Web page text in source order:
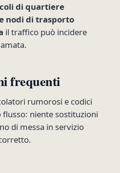
di quartiere
nodi di trasporto
il traffico può incidere
frequenti
rumorosi e codici
flusso: niente sostituzioni
di messa in servizio